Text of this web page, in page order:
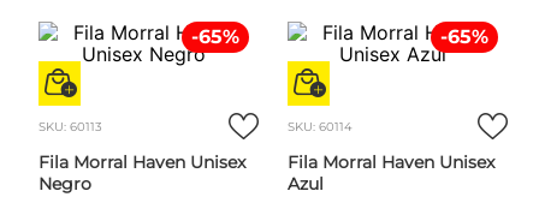
-65%
SKU: 60113
Fila Morral Haven Unisex
Negro
-65%
SKU: 60114
Fila Morral Haven Unisex
Azul